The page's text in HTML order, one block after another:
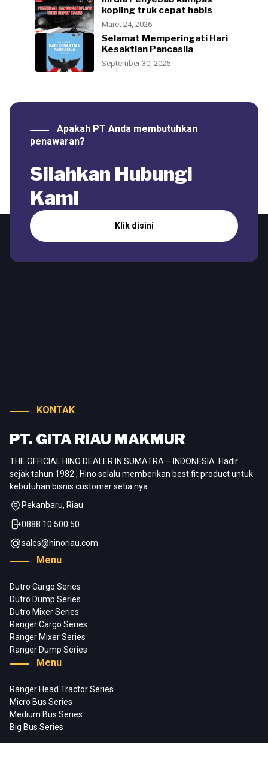
kopling truk cepat habis
Maret 24, 2026
Selamat Memperingati Hari
Kesaktian Pancasila
September 30, 2025
Apakah PT Anda membutuhkan
penawaran?
Silahkan Hubungi
Kami
Klik disini
KONTAK
PT. GITA RIAU MAKMUR
THE OFFICIAL HINO DEALER IN SUMATRA – INDONESIA. Hadir
sejak tahun 1982 , Hino selalu memberikan best fit product untuk
kebutuhan bisnis customer setia nya
Pekanbaru, Riau
0888 10 500 50
sales@hinoriau.com
Menu
Dutro Cargo Series
Dutro Dump Series
Dutro Mixer Series
Ranger Cargo Series
Ranger Mixer Series
Ranger Dump Series
Menu
Ranger Head Tractor Series
Micro Bus Series
Medium Bus Series
Big Bus Series